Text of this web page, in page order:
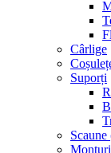
Cârlige
Suporți
Monturi